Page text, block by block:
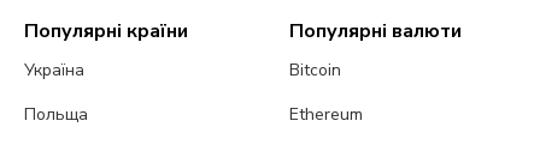
Популярні країни
Україна
Польща
Популярні валюти
Bitcoin
Ethereum